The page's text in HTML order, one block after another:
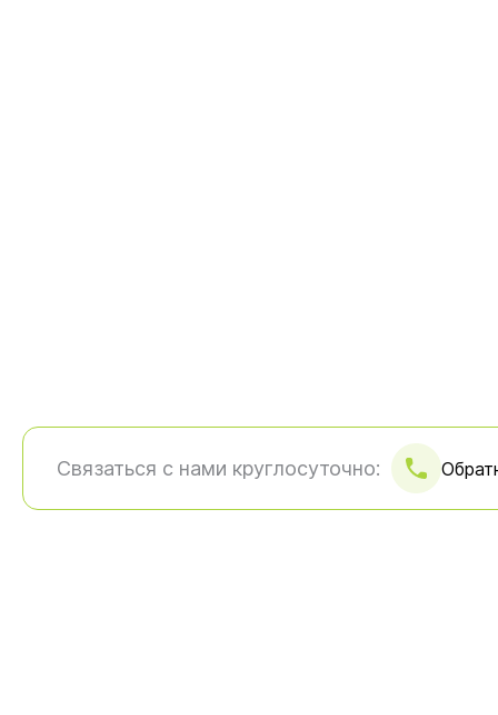
Связаться с нами круглосуточно: